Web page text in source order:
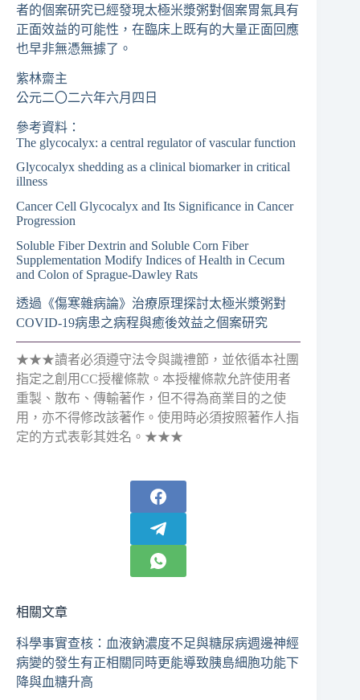
者的個案研究已經發現太極米漿粥對個案胃氣具有
正面效益的可能性，在臨床上既有的大量正面回應
也早非無憑無據了。
紫林齋主
公元二〇二六年六月四日
參考資料：
The glycocalyx: a central regulator of vascular function
Glycocalyx shedding as a clinical biomarker in critical
illness
Cancer Cell Glycocalyx and Its Significance in Cancer
Progression
Soluble Fiber Dextrin and Soluble Corn Fiber
Supplementation Modify Indices of Health in Cecum
and Colon of Sprague-Dawley Rats
透過《傷寒雜病論》治療原理探討太極米漿粥對
COVID-19病患之病程與癒後效益之個案研究
★★★讀者必須遵守法令與識禮節，並依循本社團
指定之創用CC授權條款。本授權條款允許使用者
重製、散布、傳輸著作，但不得為商業目的之使
用，亦不得修改該著作。使用時必須按照著作人指
定的方式表彰其姓名。★★★
相關文章
科學事實查核：血液鈉濃度不足與糖尿病週邊神經
病變的發生有正相關同時更能導致胰島細胞功能下
降與血糖升高